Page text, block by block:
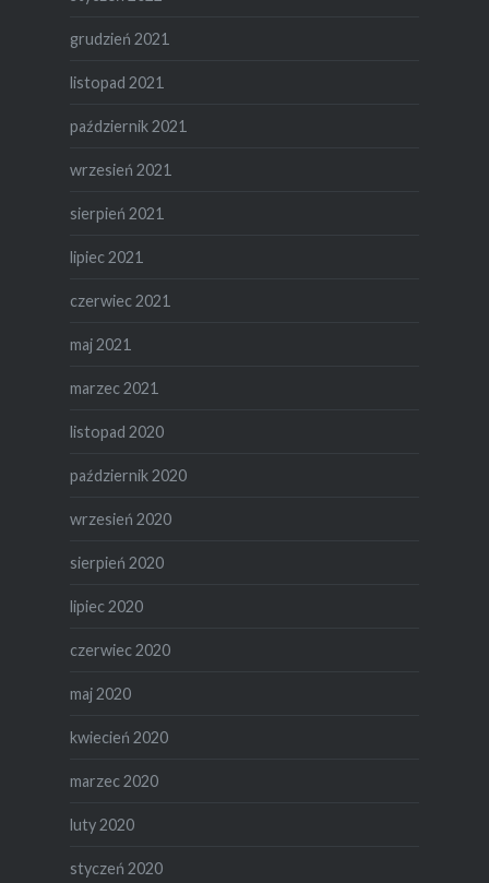
grudzień 2021
listopad 2021
październik 2021
wrzesień 2021
sierpień 2021
lipiec 2021
czerwiec 2021
maj 2021
marzec 2021
listopad 2020
październik 2020
wrzesień 2020
sierpień 2020
lipiec 2020
czerwiec 2020
maj 2020
kwiecień 2020
marzec 2020
luty 2020
styczeń 2020